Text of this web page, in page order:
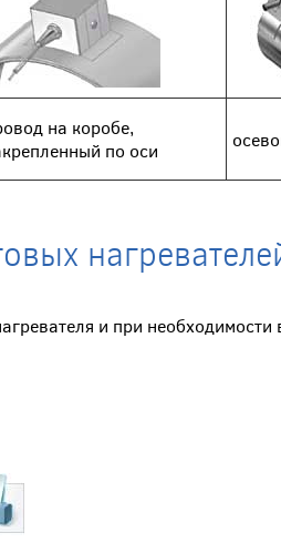
на коробе,
по оси
и при необходимости